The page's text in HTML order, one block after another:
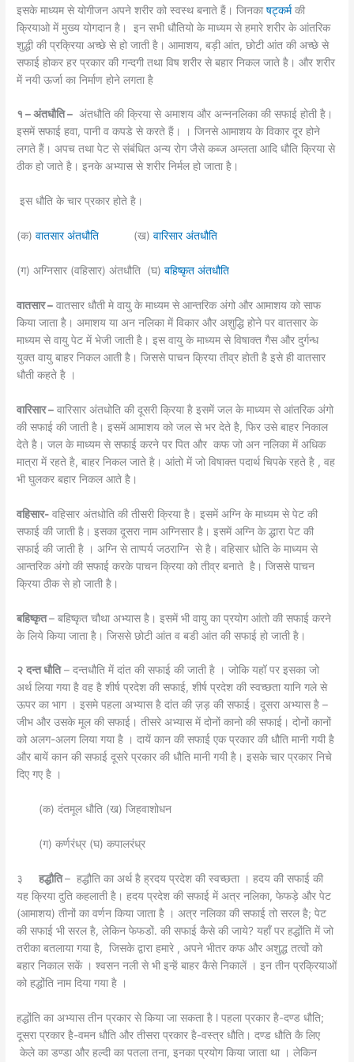
इसके माध्यम से योगीजन अपने शरीर को स्वस्थ बनाते हैं। जिनकाषट्कर्मकी
क्रियाओ में मुख्य योगदान है। इन सभी धौतियो के माध्यम से हमारे शरीर के आंतरिक
शुद्धी की प्रक्रिया अच्छे से हो जाती है। आमाशय, बड़ी आंत, छोटी आंत की अच्छे से
सफाई होकर हर प्रकार की गन्दगी तथा विष शरीर से बहार निकल जाते है। और शरीर
में नयी ऊर्जा का निर्माण होने लगता है
१ – अंतधौति – अंतधौति की क्रिया से अमाशय और अन्ननलिका की सफाई होती है।
इसमें सफाई हवा, पानी व कपडे से करते हैं। । जिनसे आमाशय के विकार दूर होने
लगते हैं। अपच तथा पेट से संबंधित अन्य रोग जैसे कब्ज अम्लता आदि धौति क्रिया से
ठीक हो जाते है। इनके अभ्यास से शरीर निर्मल हो जाता है।
इस धौति के चार प्रकार होते है।
(क)वातसार अंतधौति (ख)वारिसार अंतधौति
(ग) अग्निसार (वहिसार) अंतधौति (घ)बहिष्कृत अंतधौति
वातसार – वातसार धौती मे वायु के माध्यम से आन्तरिक अंगो और आमाशय को साफ
किया जाता है। अमाशय या अन नलिका में विकार और अशुद्धि होने पर वातसार के
माध्यम से वायु पेट में भेजी जाती है। इस वायु के माध्यम से विषाक्त गैस और दुर्गन्ध
युक्त वायु बाहर निकल आती है। जिससे पाचन क्रिया तीव्र होती है इसे ही वातसार
धौती कहते है ।
वारिसार – वारिसार अंतधोति की दूसरी क्रिया है इसमें जल के माध्यम से आंतरिक अंगो
की सफाई की जाती है। इसमें आमाशय को जल से भर देते है, फिर उसे बाहर निकाल
देते है। जल के माध्यम से सफाई करने पर पित और कफ जो अन नलिका में अधिक
मात्रा में रहते है, बाहर निकल जाते है। आंतो में जो विषाक्त पदार्थ चिपके रहते है , वह
भी घुलकर बहार निकल आते है।
वहिसार- वहिसार अंतधोति की तीसरी क्रिया है। इसमें अग्नि के माध्यम से पेट की
सफाई की जाती है। इसका दूसरा नाम अग्निसार है। इसमें अग्नि के द्धारा पेट की
सफाई की जाती है । अग्नि से ताप्पर्य जठराग्नि से है। वहिसार धोति के माध्यम से
आन्तरिक अंगो की सफाई करके पाचन क्रिया को तीव्र बनाते है। जिससे पाचन
क्रिया ठीक से हो जाती है।
बहिष्कृत– बहिष्कृत चौथा अभ्यास है। इसमें भी वायु का प्रयोग आंतो की सफाई करने
के लिये किया जाता है। जिससे छोटी आंत व बडी आंत की सफाई हो जाती है।
२ दन्त धौति– दन्तधौति में दांत की सफाई की जाती है । जोकि यहॉ पर इसका जो
अर्थ लिया गया है वह है शीर्ष प्रदेश की सफाई, शीर्ष प्रदेश की स्वच्छता यानि गले से
ऊपर का भाग । इसमे पहला अभ्यास है दांत की ज़ड़ की सफाई। दूसरा अभ्यास है –
जीभ और उसके मूल की सफाई। तीसरे अभ्यास में दोनों कानो की सफाई। दोनों कानों
को अलग-अलग लिया गया है । दायें कान की सफाई एक प्रकार की धौति मानी गयी है
और बायें कान की सफाई दूसरे प्रकार की धौति मानी गयी है। इसके चार प्रकार निचे
दिए गए है ।
(क) दंतमूल धौति (ख) जिहवाशोधन
(ग) कर्णरंध्र (घ) कपालरंध्र
३हद्धौति– हद्धौति का अर्थ है ह्रदय प्रदेश की स्वच्छता । हदय की सफाई की
यह क्रिया दुति कहलाती है। हदय प्रदेश की सफाई में अत्र नलिका, फेफड़े और पेट
(आमाशय) तीनों का वर्णन किया जाता है । अत्र नलिका की सफाई तो सरल है; पेट
की सफाई भी सरल है, लेकिन फेफडों. की सफाई कैसे की जाये? यहाँ पर हद्धोंति में जो
तरीका बतलाया गया है, जिसके द्वारा हमारे , अपने भीतर कफ और अशुद्ध तत्वों को
बहार निकाल सकें । श्वसन नली से भी इन्हें बाहर कैसे निकालें । इन तीन प्रक्रियाओं
को हद्धोंति नाम दिया गया है ।
हद्धोंति का अभ्यास तीन प्रकार से किया जा सकता है l पहला प्रकार है-दण्ड धौति;
दूसरा प्रकार है-वमन धौति और तीसरा प्रकार है-वस्त्र धौति। दण्ड धौति कै लिए
केले का डण्डा और हल्दी का पतला तना, इनका प्रयोग किया जाता था । लेकिन